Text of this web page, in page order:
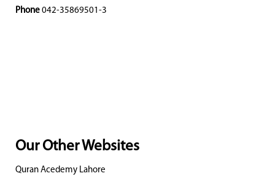
Phone 042-35869501-3
Our Other Websites
Quran Acedemy Lahore